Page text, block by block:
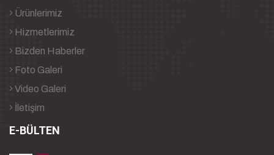
Ürünlerimiz
Hizmetlerimiz
Bizden Haberler
Foto Galeri
Video Galeri
İletişim
E-BÜLTEN